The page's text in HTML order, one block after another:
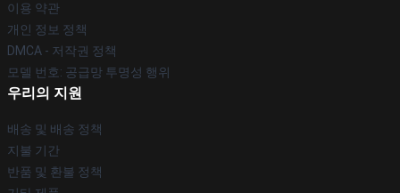
이용 약관
개인 정보 정책
DMCA - 저작권 정책
모델 번호: 공급망 투명성 행위
우리의 지원
배송 및 배송 정책
지불 기간
반품 및 환불 정책